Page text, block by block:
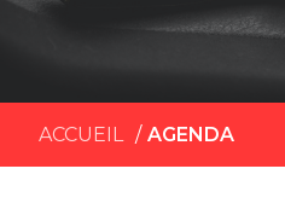
ACCUEIL AGENDA